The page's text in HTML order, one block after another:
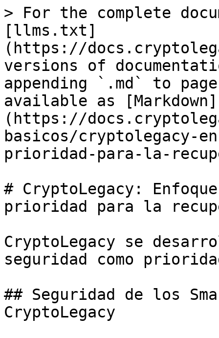
> For the complete
[llms.txt]
(https://
versions of
appending `.md` to
available as [Markdown]
(https://
basicos/cryptolegacy-
prioridad-para-la-
# CryptoLegacy:
prioridad para la
CryptoLegacy se
seguridad como
## Seguridad de los
CryptoLegacy